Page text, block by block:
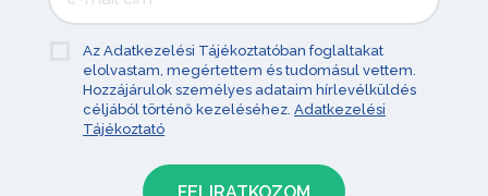
Az Adatkezelési Tájékoztatóban foglaltakat
elolvastam, megértettem és tudomásul vettem.
Hozzájárulok személyes adataim hírlevélküldés
céljából történő kezeléséhez. Adatkezelési
Tájékoztató